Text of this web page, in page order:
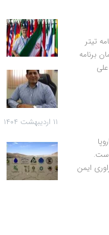
تیتر
برنامه
ایمن
۱۱ اردیبهشت ۱۴۰۴